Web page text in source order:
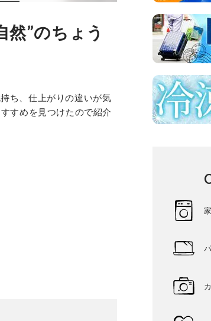
”のちょう
ち、仕上がりの違いが気
すめを見つけたので紹介